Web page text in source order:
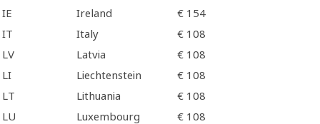
IE
Ireland
€ 154
IT
Italy
€ 108
LV
Latvia
€ 108
LI
Liechtenstein
€ 108
LT
Lithuania
€ 108
LU
Luxembourg
€ 108